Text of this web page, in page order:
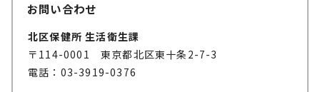
お問い合わせ
北区保健所 生活衛生課
〒114-0001 東京都北区東十条2-7-3
電話：03-3919-0376